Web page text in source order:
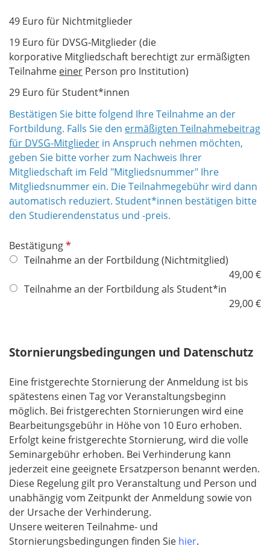
f
e
l
d
49 Euro für Nichtmitglieder
19 Euro für DVSG-Mitglieder (die
korporative Mitgliedschaft berechtigt zur ermäßigten
Teilnahme einer Person pro Institution)
29 Euro für Student*innen
Bestätigen Sie bitte folgend Ihre Teilnahme an der
Fortbildung. Falls Sie den ermäßigten Teilnahmebeitrag
für DVSG-Mitglieder in Anspruch nehmen möchten,
geben Sie bitte vorher zum Nachweis Ihrer
Mitgliedschaft im Feld "Mitgliedsnummer" Ihre
Mitgliedsnummer ein. Die Teilnahmegebühr wird dann
automatisch reduziert. Student*innen bestätigen bitte
den Studierendenstatus und -preis.
BestätigungP
f
i
e
d
Teilnahme an der Fortbildung (Nichtmitglied)
49,00 €
Teilnahme an der Fortbildung als Student*in
29,00 €
Stornierungsbedingungen und Datenschutz
Eine fristgerechte Stornierung der Anmeldung ist bis
spätestens einen Tag vor Veranstaltungsbeginn
möglich. Bei fristgerechten Stornierungen wird eine
Bearbeitungsgebühr in Höhe von 10 Euro erhoben.
Erfolgt keine fristgerechte Stornierung, wird die volle
Seminargebühr erhoben. Bei Verhinderung kann
jederzeit eine geeignete Ersatzperson benannt werden.
Diese Regelung gilt pro Veranstaltung und Person und
unabhängig vom Zeitpunkt der Anmeldung sowie von
der Ursache der Verhinderung.
Unsere weiteren Teilnahme- und
Stornierungsbedingungen finden Sie hier.